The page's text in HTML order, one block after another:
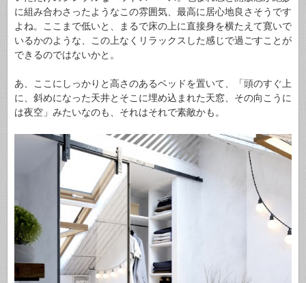
に組み合わさったようなこの雰囲気、最高に居心地良さそうです
よね。ここまで低いと、まるで床の上に直接身を横たえて寛いで
いるかのような、この上なくリラックスした感じで過ごすことが
できるのではないかと。
あ、ここにしっかりと高さのあるベッドを置いて、「頭のすぐ上
に、斜めになった天井とそこに埋め込まれた天窓、その向こうに
は夜空」みたいなのも、それはそれで素敵かも。